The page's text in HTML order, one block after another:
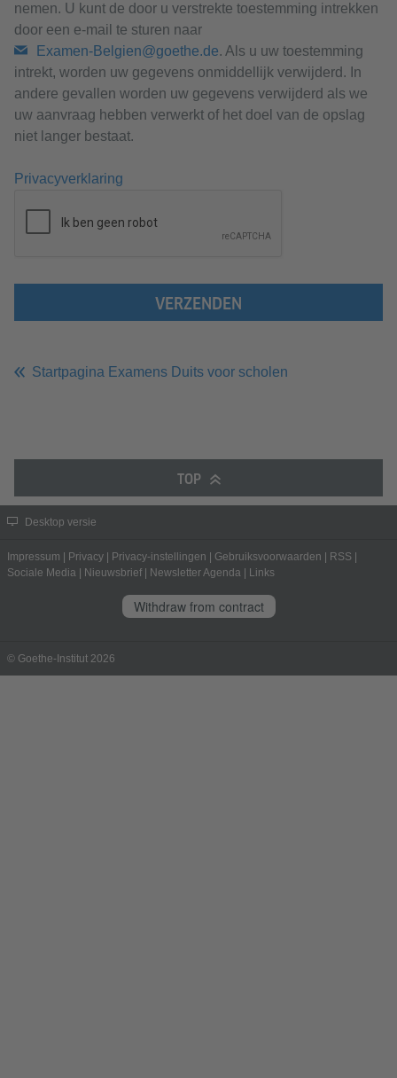
nemen. U kunt de door u verstrekte toestemming intrekken
door een e-mail te sturen naar
Examen-Belgien@goethe.de. Als u uw toestemming
intrekt, worden uw gegevens onmiddellijk verwijderd. In
andere gevallen worden uw gegevens verwijderd als we
uw aanvraag hebben verwerkt of het doel van de opslag
niet langer bestaat.
Privacyverklaring
VERZENDEN
Startpagina Examens Duits voor scholen
TOP
Desktop versie
Impressum | Privacy | Privacy-instellingen | Gebruiksvoorwaarden | RSS |
Sociale Media | Nieuwsbrief | Newsletter Agenda | Links
Withdraw from contract
© Goethe-Institut 2026